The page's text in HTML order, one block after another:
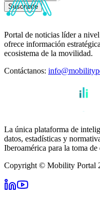
Suscribite
Portal de noticias líder a
ofrece información
ecosistema de la movilidad.
Contáctanos:
La única plataforma de
datos, estadísticas y
Iberoamérica para la toma de
Copyright © Mobility Portal